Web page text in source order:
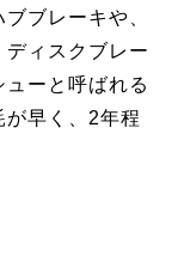
ブレーキや、
ィスクブレー
ーと呼ばれる
が早く、2年程